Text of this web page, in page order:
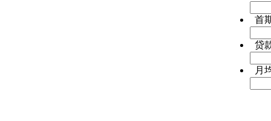
首
贷
月